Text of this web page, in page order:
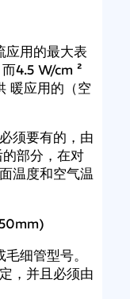
应用的最大表
4.5 W/cm ²
暖应用的（空
须要有的，由
部分，在对
温度和空气温
细管型号。
，并且必须由